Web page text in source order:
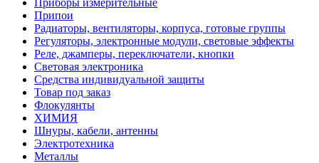
Приборы измерительные
Припои
Радиаторы, вентиляторы, корпуса, готовые группы
Регуляторы, электронные модули, световые эффекты
Реле, джамперы, переключатели, кнопки
Световая электроника
Средства индивидуальной защиты
Товар под заказ
Флокулянты
ХИМИЯ
Шнуры, кабели, антенны
Электротехника
Металлы